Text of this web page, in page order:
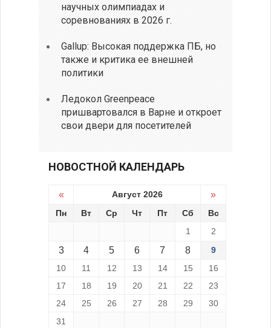
научных олимпиадах и
соревнованиях в 2026 г.
Gallup: Высокая поддержка ПБ, но
также и критика ее внешней
политики
Ледокол Greenpeace
пришвартовался в Варне и откроет
свои двери для посетителей
НОВОСТНОЙ КАЛЕНДАРЬ
« Август 2026 »
Пн Вт Ср Чт Пт Сб
Вс
1
2
3 4 5 6 7 8
9
10
11 12 13 14 15
16
17
18 19 20 21 22
23
24
25 26 27 28 29
30
31